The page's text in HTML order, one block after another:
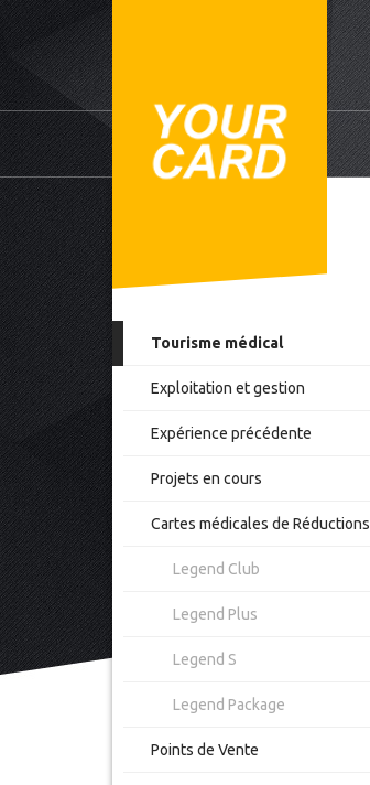
Tourisme médical
Exploitation et gestion
Expérience précédente
Projets en cours
Cartes médicales de Réductions
Legend Club
Legend Plus
Legend S
Legend Package
Points de Vente